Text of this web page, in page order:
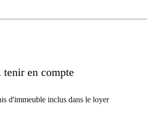
histoire et vie urbaine animée, idéal pour
tenir en compte
d'immeuble inclus dans le loyer